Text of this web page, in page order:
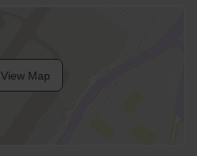
View Map